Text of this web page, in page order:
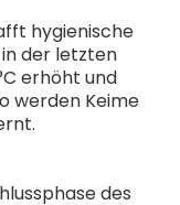
hygienische
in der letzten
erhöht und
werden Keime
des